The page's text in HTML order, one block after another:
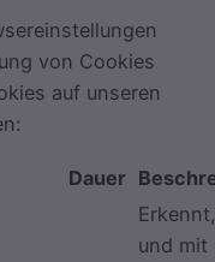
von Cookies
auf unseren
Dauer
und mit